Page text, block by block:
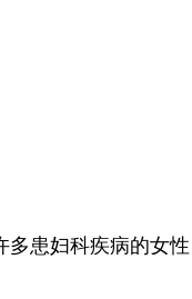
患妇科疾病的女